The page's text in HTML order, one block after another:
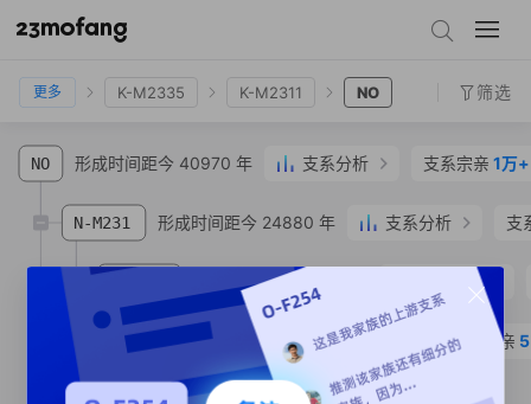
更多 K-M2335 K-M2311 NO 筛选
NO 形成时间距今 40970 年 支系分析 支系宗亲 1万
N-M231 形成时间距今 24880 年 支系分析 支
形成时间距今 11560 年 支系分析
N-Y148061 形成时间距今 7850 年 支系宗亲
支系宗亲 1人 SNP